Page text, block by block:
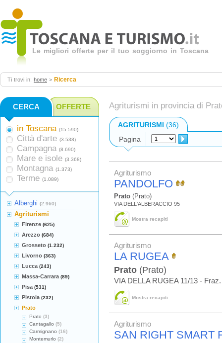
Le migliori offerte per il tuo soggiorno in Toscana
Ti trovi in: home > Ricerca
Agriturismi in provincia di
AGRITURISMI (36)
Pagina
Agriturismo
PANDOLFO
Prato (Prato)
VIA DELL'ALBERACCIO 95
Mostra recapiti
Agriturismo
LA RUGEA
Prato (Prato)
VIA DELLA RUGEA 11/13 -
Mostra recapiti
Agriturismo
SAN RIGHT SMART
CERCA OFFERTE
in Toscana (15.590)
Città d'arte (3.538)
Campagna (8.690)
Mare e isole (3.368)
Montagna (1.373)
Terme (1.089)
Alberghi (2.960)
Agriturismi
Firenze (625)
Arezzo (684)
Grosseto (1.232)
Livorno (363)
Lucca (243)
Massa-Carrara (89)
Pisa (531)
Pistoia (232)
Prato
Prato (3)
Cantagallo (5)
Carmignano (16)
Montemurlo (2)